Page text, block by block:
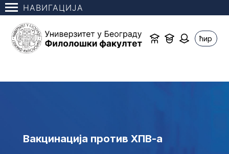
НАВИГАЦИЈА
ћир
Вакцинација против ХПВ-а